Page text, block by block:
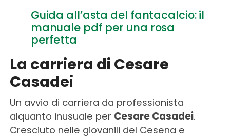
Guida all’asta del fantacalcio: il
manuale pdf per una rosa
perfetta
La carriera di Cesare
Casadei
Un avvio di carriera da professionista
alquanto inusuale per Cesare Casadei.
Cresciuto nelle giovanili del Cesena e